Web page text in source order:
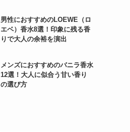
男性におすすめのLOEWE（ロ
エベ）香水8選！印象に残る香
りで大人の余裕を演出
メンズにおすすめのバニラ香水
12選！大人に似合う甘い香り
の選び方